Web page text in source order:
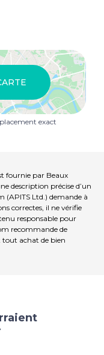
exact
fournie par Beaux
description précise d’un
(APITS Ltd.) demande à
correctes, il ne vérifie
responsable pour
recommande de
achat de bien